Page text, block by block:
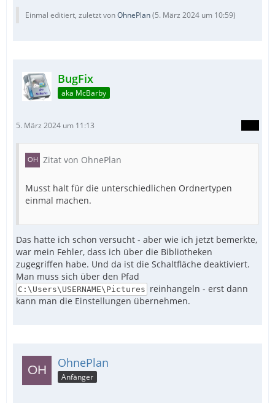
Einmal editiert, zuletzt vonOhnePlan(5. März 2024 um 10:59)
BugFix
aka McBarby
5. März 2024 um 11:13
Zitat von OhnePlan
Musst halt für die unterschiedlichen Ordnertypen
einmal machen.
Das hatte ich schon versucht - aber wie ich jetzt bemerkte,
war mein Fehler, dass ich über die Bibliotheken
zugegriffen habe. Und da ist die Schaltfläche deaktiviert.
Man muss sich über den Pfad
C:\Users\USERNAME\Pictures reinhangeln - erst dann
kann man die Einstellungen übernehmen.
OhnePlan
Anfänger